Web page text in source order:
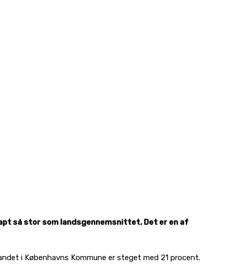
så stor som landsgennemsnittet. Det er en af
i Københavns Kommune er steget med 21 procent.